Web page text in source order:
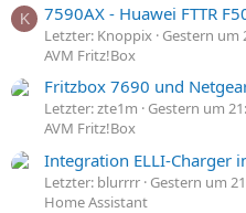
K 7590AX - Huawei FTTR
Letzter: Knoppix Gestern um
AVM Fritz!Box
Fritzbox 7690 und
Letzter: zte1m
Gestern um
AVM Fritz!Box
Integration ELLI-Charger
Letzter: blurrrr Gestern um
Home Assistant